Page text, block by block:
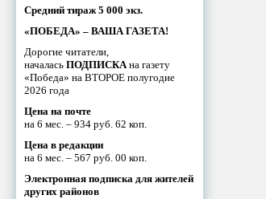
Средний тираж 5 000 экз.
«ПОБЕДА» – ВАША ГАЗЕТА!
Дорогие читатели,
началась ПОДПИСКАна газету
«Победа» на ВТОРОЕ полугодие
2026 года
Цена на почте
на 6 мес. – 934 руб. 62 коп.
Цена в редакции
на 6 мес. – 567 руб. 00 коп.
Электронная подписка для жителей
других районов